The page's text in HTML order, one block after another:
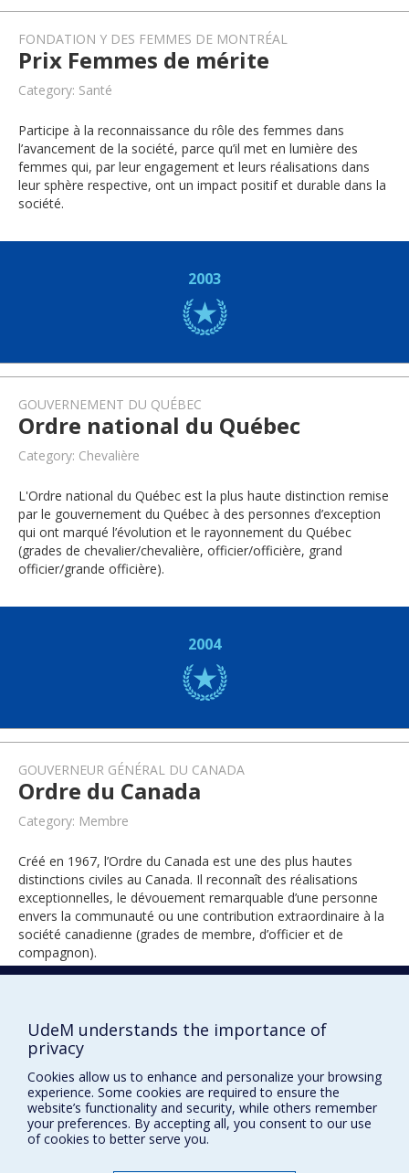
FONDATION Y DES FEMMES DE MONTRÉAL
Prix Femmes de mérite
Category: Santé
Participe à la reconnaissance du rôle des femmes dans
l’avancement de la société, parce qu’il met en lumière des
femmes qui, par leur engagement et leurs réalisations dans
leur sphère respective, ont un impact positif et durable dans la
société.
2003
GOUVERNEMENT DU QUÉBEC
Ordre national du Québec
Category: Chevalière
L'Ordre national du Québec est la plus haute distinction remise
par le gouvernement du Québec à des personnes d’exception
qui ont marqué l’évolution et le rayonnement du Québec
(grades de chevalier/chevalière, officier/officière, grand
officier/grande officière).
2004
GOUVERNEUR GÉNÉRAL DU CANADA
Ordre du Canada
Category: Membre
Créé en 1967, l’Ordre du Canada est une des plus hautes
distinctions civiles au Canada. Il reconnaît des réalisations
exceptionnelles, le dévouement remarquable d’une personne
envers la communauté ou une contribution extraordinaire à la
société canadienne (grades de membre, d’officier et de
compagnon).
2009
UdeM understands the importance of
privacy
Cookies allow us to enhance and personalize your browsing
experience. Some cookies are required to ensure the
website’s functionality and security, while others remember
your preferences. By accepting all, you consent to our use
of cookies to better serve you.